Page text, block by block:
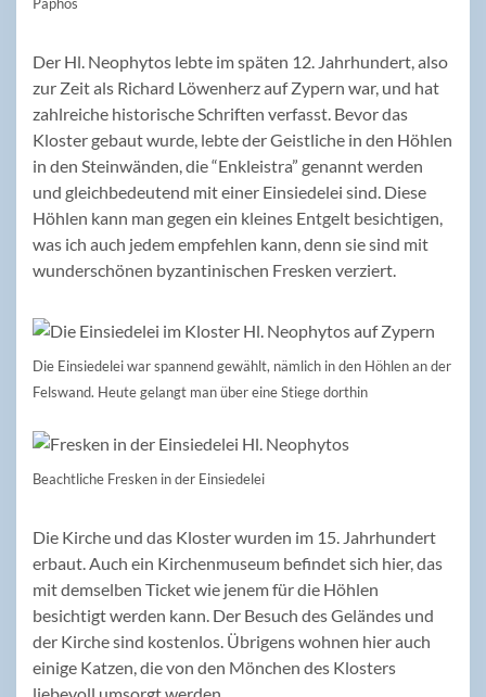
Der Hl. Neophytos lebte im späten 12. Jahrhundert, also
zur Zeit als Richard Löwenherz auf Zypern war, und hat
zahlreiche historische Schriften verfasst. Bevor das
Kloster gebaut wurde, lebte der Geistliche in den Höhlen
in den Steinwänden, die “Enkleistra” genannt werden
und gleichbedeutend mit einer Einsiedelei sind. Diese
Höhlen kann man gegen ein kleines Entgelt besichtigen,
was ich auch jedem empfehlen kann, denn sie sind mit
wunderschönen byzantinischen Fresken verziert.
Die Einsiedelei war spannend gewählt, nämlich in den Höhlen an der
Felswand. Heute gelangt man über eine Stiege dorthin
Beachtliche Fresken in der Einsiedelei
Die Kirche und das Kloster wurden im 15. Jahrhundert
erbaut. Auch ein Kirchenmuseum befindet sich hier, das
mit demselben Ticket wie jenem für die Höhlen
besichtigt werden kann. Der Besuch des Geländes und
der Kirche sind kostenlos. Übrigens wohnen hier auch
einige Katzen, die von den Mönchen des Klosters